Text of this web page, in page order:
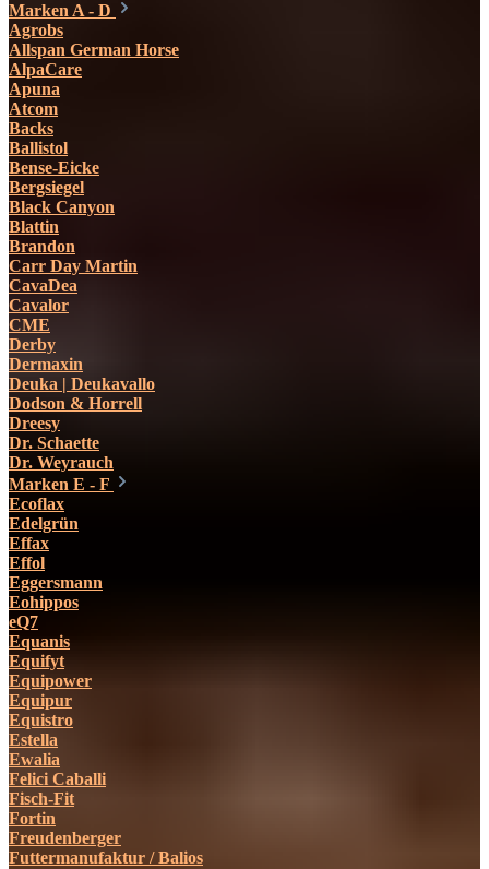
Marken A - D
Agrobs
Allspan German Horse
AlpaCare
Apuna
Atcom
Backs
Ballistol
Bense-Eicke
Bergsiegel
Black Canyon
Blattin
Brandon
Carr Day Martin
CavaDea
Cavalor
CME
Derby
Dermaxin
Deuka | Deukavallo
Dodson & Horrell
Dreesy
Dr. Schaette
Dr. Weyrauch
Marken E - F
Ecoflax
Edelgrün
Effax
Effol
Eggersmann
Eohippos
eQ7
Equanis
Equifyt
Equipower
Equipur
Equistro
Estella
Ewalia
Felici Caballi
Fisch-Fit
Fortin
Freudenberger
Futtermanufaktur / Balios